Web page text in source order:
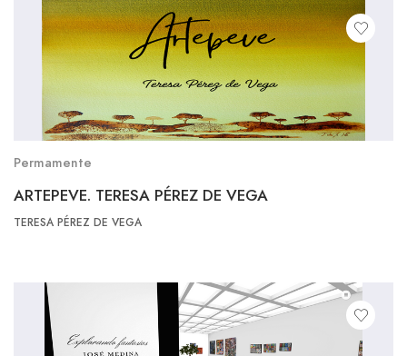
Permamente
ARTEPEVE. TERESA PÉREZ DE VEGA
TERESA PÉREZ DE VEGA